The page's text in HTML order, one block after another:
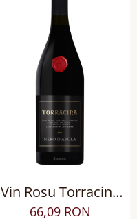
Vin Rosu Torracina
Nero D'Avola Sec
66,09 RON